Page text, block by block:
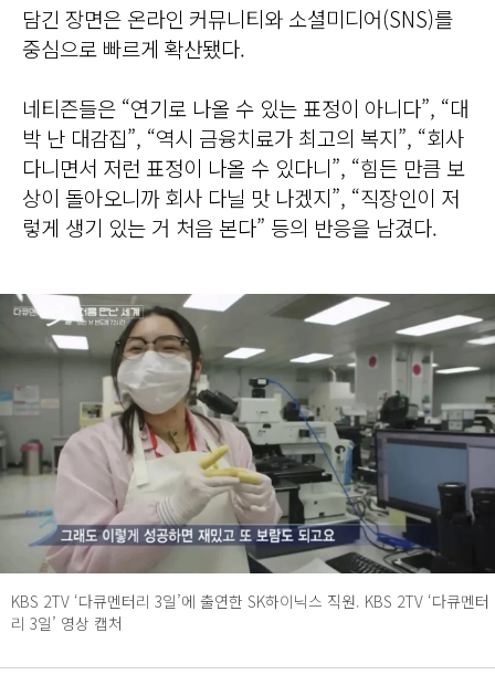
담긴 장면은 온라인 커뮤니티와 소셜미디어(SNS)를
중심으로 빠르게 확산됐다.
네티즌들은 “연기로 나올 수 있는 표정이 아니다”, “대
박 난 대감집”, “역시 금융치료가 최고의 복지”, “회사
다니면서 저런 표정이 나올 수 있다니”, “힘든 만큼 보
상이 돌아오니까 회사 다닐 맛 나겠지”, “직장인이 저
렇게 생기 있는 거 처음 본다” 등의 반응을 남겼다.
KBS 2TV ‘다큐멘터리 3일’에 출연한 SK하이닉스 직원. KBS 2TV ‘다큐멘터
리 3일’ 영상 캡처